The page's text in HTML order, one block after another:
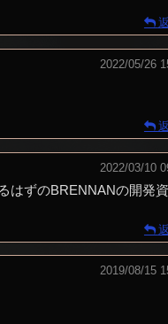
2022/05/26
2022/03/10
はずのBRENNANの開発
2019/08/15